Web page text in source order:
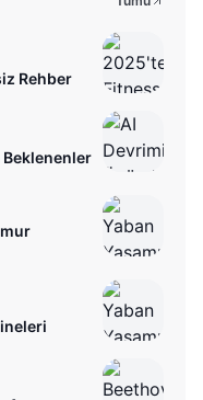
Rehber
Beklenenler